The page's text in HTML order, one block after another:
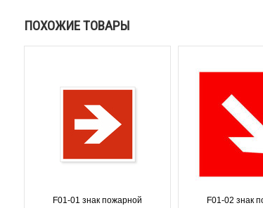
ПОХОЖИЕ ТОВАРЫ
F01-01 знак пожарной F01-02 знак